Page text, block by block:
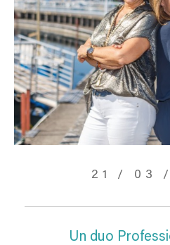
21 / 03 /
Un duo